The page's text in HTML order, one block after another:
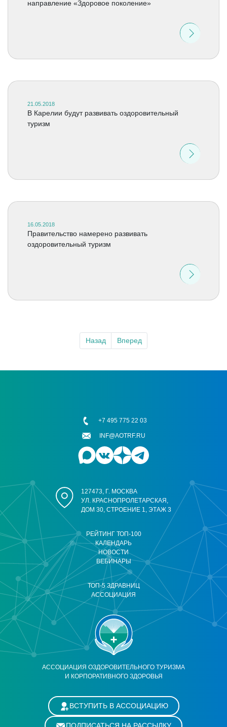
направление «Здоровое поколение»
21.05.2018
В Карелии будут развивать оздоровительный
туризм
16.05.2018
Правительство намерено развивать
оздоровительный туризм
Назад Вперед
АССОЦИАЦИЯ ОЗДОРОВИТЕЛЬНОГО ТУРИЗМА
И КОРПОРАТИВНОГО ЗДОРОВЬЯ
РЕЙТИНГ ТОП-100
КАЛЕНДАРЬ
НОВОСТИ
ВЕБИНАРЫ
ТОП-5 ЗДРАВНИЦ
АССОЦИАЦИЯ
127473, Г. МОСКВА
УЛ. КРАСНОПРОЛЕТАРСКАЯ,
ДОМ 30, СТРОЕНИЕ 1, ЭТАЖ 3
+7 495 775 22 03
INF@AOTRF.RU
ВСТУПИТЬ В АССОЦИАЦИЮ